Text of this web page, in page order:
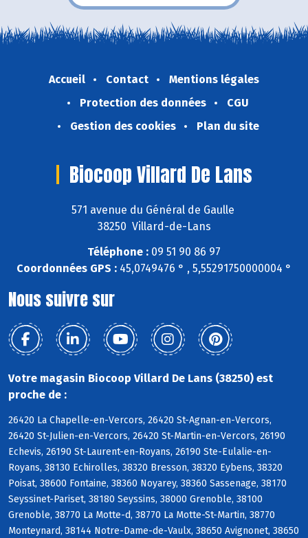
Accueil Contact
Mentions légales
Protection des données
CGU
Gestion des cookies
Plan du site
Biocoop Villard De Lans
571 avenue du Général de Gaulle
38250 Villard-de-Lans
Téléphone : 09 51 90 86 97
Coordonnées GPS : 45,0749476 ° , 5,55291750000004 °
Nous suivre sur
Votre magasin Biocoop Villard De Lans (38250) est
proche de :
26420 La Chapelle-en-Vercors, 26420 St-Agnan-en-Vercors,
26420 St-Julien-en-Vercors, 26420 St-Martin-en-Vercors, 26190
Echevis, 26190 St-Laurent-en-Royans, 26190 Ste-Eulalie-en-
Royans, 38130 Echirolles, 38320 Bresson, 38320 Eybens, 38320
Poisat, 38600 Fontaine, 38360 Noyarey, 38360 Sassenage, 38170
Seyssinet-Pariset, 38180 Seyssins, 38000 Grenoble, 38100
Grenoble, 38770 La Motte-d, 38770 La Motte-St-Martin, 38770
Monteynard, 38144 Notre-Dame-de-Vaulx, 38650 Avignonet, 38650